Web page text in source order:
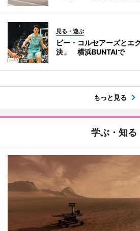
見る・遊ぶ
ビー・コルセアーズとエ
決」 横浜BUNTAIで
もっと見る
学ぶ・知る